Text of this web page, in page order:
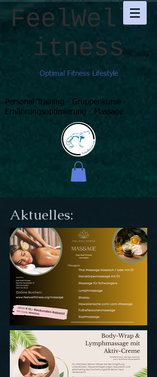
Optimal Fitness Lifestyle
FeelWellF
itness
Personal Training - Gruppenkurse -
Ernährungsoptimierung - Massage
Aktuelles: